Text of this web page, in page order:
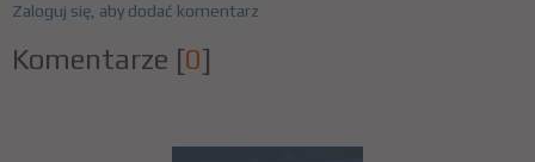
Zaloguj się, aby dodać komentarz
Komentarze [0]